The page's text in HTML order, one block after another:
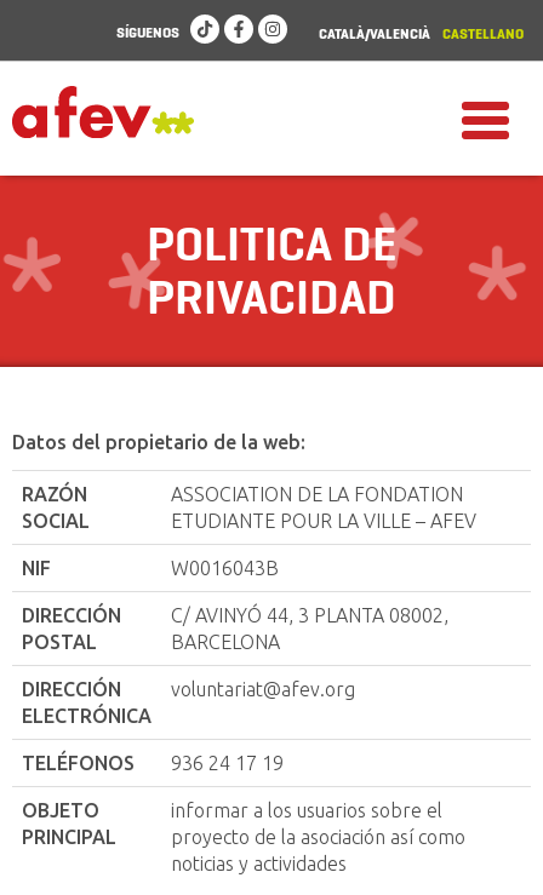
CATALÀ/VALENCIÀ CASTELLANO
SÍGUENOS
POLITICA DE
PRIVACIDAD
Datos del propietario de la web:
RAZÓN
SOCIAL
ASSOCIATION DE LA FONDATION
ETUDIANTE POUR LA VILLE – AFEV
NIF W0016043B
DIRECCIÓN
POSTAL
C/ AVINYÓ 44, 3 PLANTA 08002,
BARCELONA
DIRECCIÓN
ELECTRÓNICA
voluntariat@afev.org
TELÉFONOS 936 24 17 19
OBJETO
PRINCIPAL
informar a los usuarios sobre el
proyecto de la asociación así como
noticias y actividades